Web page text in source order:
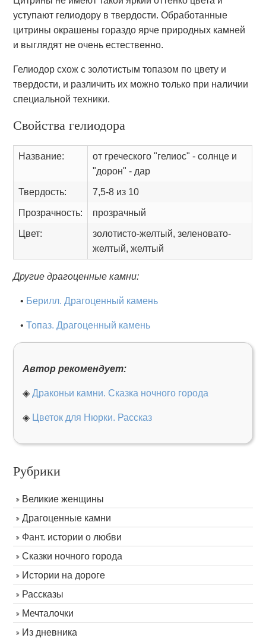
уступают гелиодору в твердости. Обработанные
цитрины окрашены гораздо ярче природных камней
и выглядят не очень естественно.
Гелиодор схож с золотистым топазом по цвету и
твердости, и различить их можно только при наличии
специальной техники.
Свойства гелиодора
Название:
от греческого "гелиос" - солнце и
"дорон" - дар
Твердость: 7,5-8 из 10
Прозрачность: прозрачный
Цвет:
золотисто-желтый, зеленовато-
желтый, желтый
Другие драгоценные камни:
• Берилл. Драгоценный камень
•Топаз. Драгоценный камень
Автор рекомендует:
◈Драконьи камни. Сказка ночного города
◈ Цветок для Нюрки. Рассказ
Рубрики
Великие женщины
Драгоценные камни
Фант. истории о любви
Сказки ночного города
Истории на дороге
Рассказы
Мечталочки
Из дневника